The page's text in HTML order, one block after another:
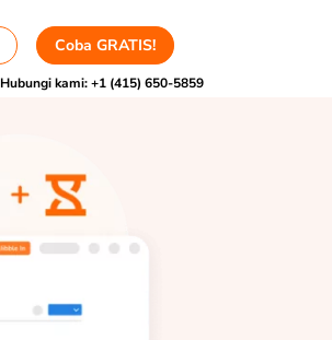
Coba GRATIS!
Hubungi kami:+1 (415) 650-5859